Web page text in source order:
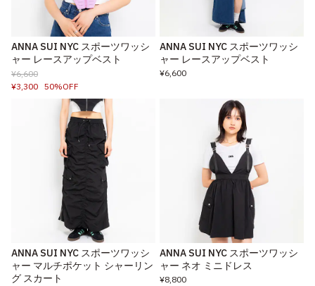
ANNA SUI NYC スポーツワッシ
ャー レースアップベスト
¥6,600
¥3,300 50%OFF
ANNA SUI NYC スポーツワッシ
ャー レースアップベスト
¥6,600
ANNA SUI NYC スポーツワッシ
ャー マルチポケット シャーリン
グ スカート
ANNA SUI NYC スポーツワッシ
ャー ネオ ミニドレス
¥8,800